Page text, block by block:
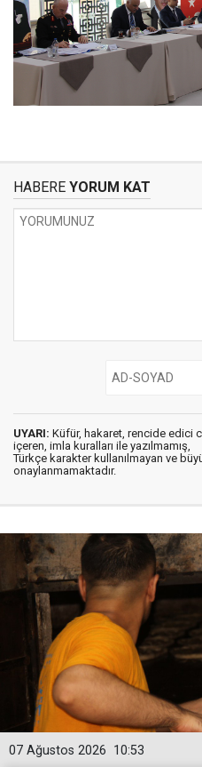
HABERE YORUM KAT
UYARI: Küfür, hakaret, rencide edici
içeren, imla kuralları ile yazılmamış,
Türkçe karakter kullanılmayan ve
onaylanmamaktadır.
10:53
07 Ağustos 2026